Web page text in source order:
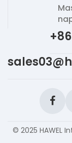
© 2025 HAWEL